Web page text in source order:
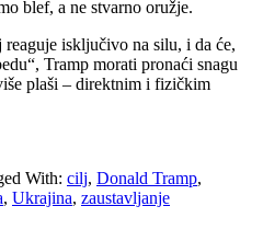
blef, a ne stvarno oružje.
isključivo na silu, i da će,
Tramp morati pronaći snagu
plaši – direktnim i fizičkim
With: cilj, Donald Tramp,
, Ukrajina, zaustavljanje